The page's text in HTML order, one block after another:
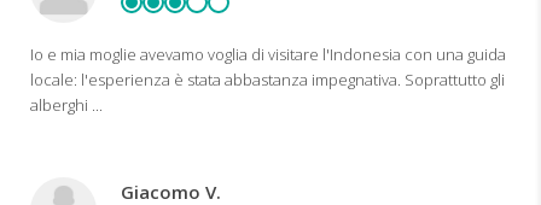
Io e mia moglie avevamo voglia di visitare l'Indonesia con una guida
locale: l'esperienza è stata abbastanza impegnativa. Soprattutto gli
alberghi ...
Giacomo V.